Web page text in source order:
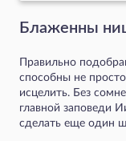
Блаженны
Правильно
способны не
исцелить. Без
главной заповеди
сделать еще один